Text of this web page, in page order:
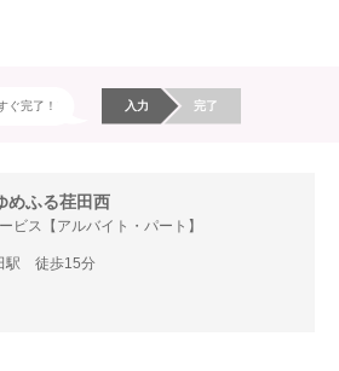
ぐ完了！ 入力 完了
めふる荏田西
ビス【アルバイト・パート】
駅 徒歩15分